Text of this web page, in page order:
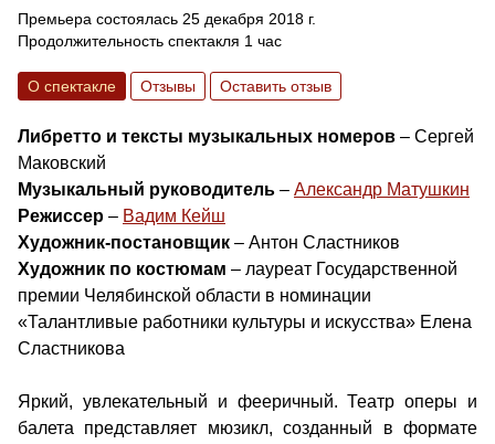
Премьера состоялась 25 декабря 2018 г.
Продолжительность спектакля 1 час
О спектакле Отзывы Оставить отзыв
Либретто и тексты музыкальных номеров – Сергей
Маковский
Музыкальный руководитель – Александр Матушкин
Режиссер – Вадим Кейш
Художник-постановщик – Антон Сластников
Художник по костюмам – лауреат Государственной
премии Челябинской области в номинации
«Талантливые работники культуры и искусства» Елена
Сластникова
Яркий, увлекательный и фееричный. Театр оперы и
балета представляет мюзикл, созданный в формате